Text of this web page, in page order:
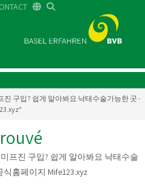
진 구입? 쉽게 알아봐요 낙태수술가능한 곳 -
미프진 구입? 쉽게 알아봐요 낙태수술
홈페이지 Mife123.xyz